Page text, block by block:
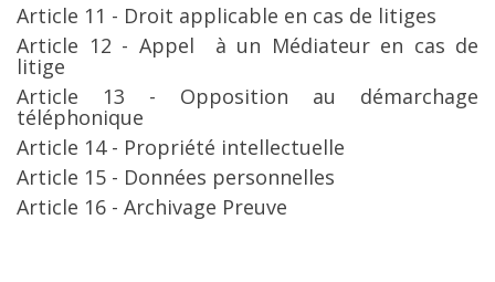
Article 11 - Droit applicable en cas de litiges
Article 12 - Appel à un Médiateur en cas de
litige
Article 13 - Opposition au démarchage
téléphonique
Article 14 - Propriété intellectuelle
Article 15 - Données personnelles
Article 16 - Archivage Preuve